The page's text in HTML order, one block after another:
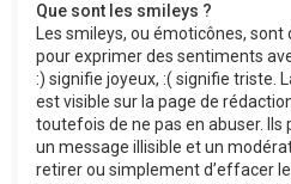
Que sont les smileys ?
Les smileys, ou émoticônes,
pour exprimer des sentiments
:) signifie joyeux, :( signifie triste.
est visible sur la page de
toutefois de ne pas en abuser.
un message illisible et un
retirer ou simplement d’effacer